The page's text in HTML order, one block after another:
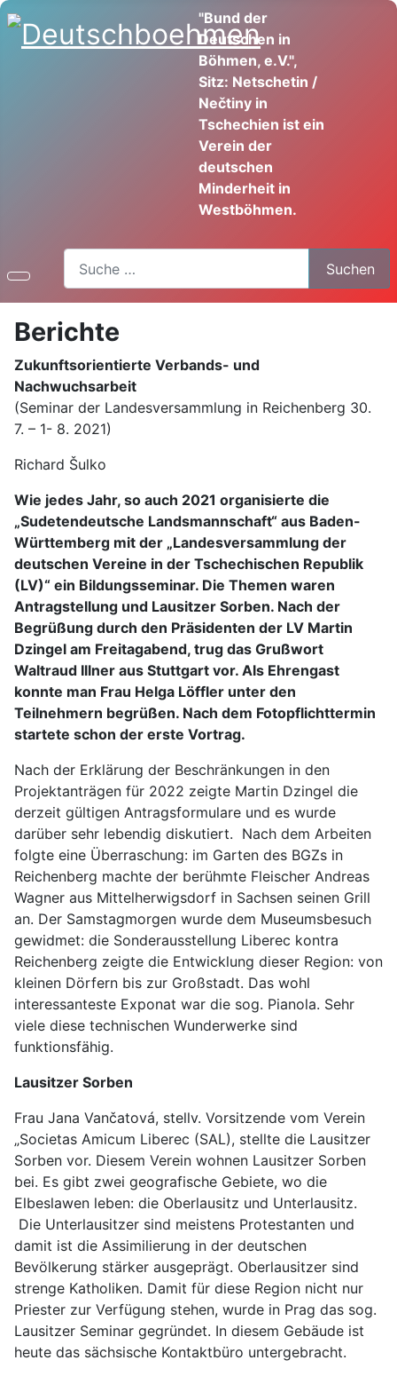
"Bund der
Deutschen in
Böhmen, e.V.",
Sitz: Netschetin /
Nečtiny in
Tschechien ist ein
Verein der
deutschen
Minderheit in
Westböhmen.
Suchen
Berichte
Zukunftsorientierte Verbands- und
Nachwuchsarbeit
(Seminar der Landesversammlung in Reichenberg 30.
7. – 1- 8. 2021)
Richard Šulko
Wie jedes Jahr, so auch 2021 organisierte die
„Sudetendeutsche Landsmannschaft“ aus Baden-
Württemberg mit der „Landesversammlung der
deutschen Vereine in der Tschechischen Republik
(LV)“ ein Bildungsseminar. Die Themen waren
Antragstellung und Lausitzer Sorben. Nach der
Begrüßung durch den Präsidenten der LV Martin
Dzingel am Freitagabend, trug das Grußwort
Waltraud Illner aus Stuttgart vor. Als Ehrengast
konnte man Frau Helga Löffler unter den
Teilnehmern begrüßen. Nach dem Fotopflichttermin
startete schon der erste Vortrag.
Nach der Erklärung der Beschränkungen in den
Projektanträgen für 2022 zeigte Martin Dzingel die
derzeit gültigen Antragsformulare und es wurde
darüber sehr lebendig diskutiert. Nach dem Arbeiten
folgte eine Überraschung: im Garten des BGZs in
Reichenberg machte der berühmte Fleischer Andreas
Wagner aus Mittelherwigsdorf in Sachsen seinen Grill
an. Der Samstagmorgen wurde dem Museumsbesuch
gewidmet: die Sonderausstellung Liberec kontra
Reichenberg zeigte die Entwicklung dieser Region: von
kleinen Dörfern bis zur Großstadt. Das wohl
interessanteste Exponat war die sog. Pianola. Sehr
viele diese technischen Wunderwerke sind
funktionsfähig.
Lausitzer Sorben
Frau Jana Vančatová, stellv. Vorsitzende vom Verein
„Societas Amicum Liberec (SAL), stellte die Lausitzer
Sorben vor. Diesem Verein wohnen Lausitzer Sorben
bei. Es gibt zwei geografische Gebiete, wo die
Elbeslawen leben: die Oberlausitz und Unterlausitz.
Die Unterlausitzer sind meistens Protestanten und
damit ist die Assimilierung in der deutschen
Bevölkerung stärker ausgeprägt. Oberlausitzer sind
strenge Katholiken. Damit für diese Region nicht nur
Priester zur Verfügung stehen, wurde in Prag das sog.
Lausitzer Seminar gegründet. In diesem Gebäude ist
heute das sächsische Kontaktbüro untergebracht.